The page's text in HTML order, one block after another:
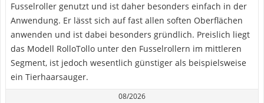
Fusselroller genutzt und ist daher besonders einfach in der
Anwendung. Er lässt sich auf fast allen soften Oberflächen
anwenden und ist dabei besonders gründlich. Preislich liegt
das Modell RolloTollo unter den Fusselrollern im mittleren
Segment, ist jedoch wesentlich günstiger als beispielsweise
ein Tierhaarsauger.
08/2026